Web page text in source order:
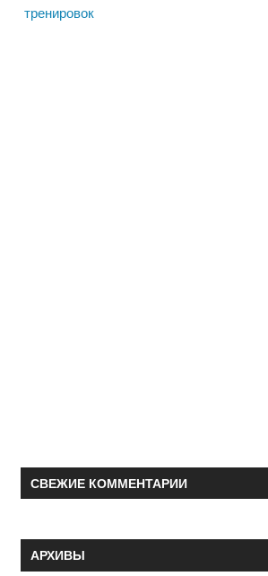
тренировок
СВЕЖИЕ КОММЕНТАРИИ
АРХИВЫ